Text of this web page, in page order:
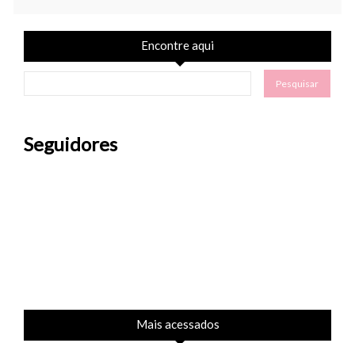
Encontre aqui
Seguidores
Mais acessados